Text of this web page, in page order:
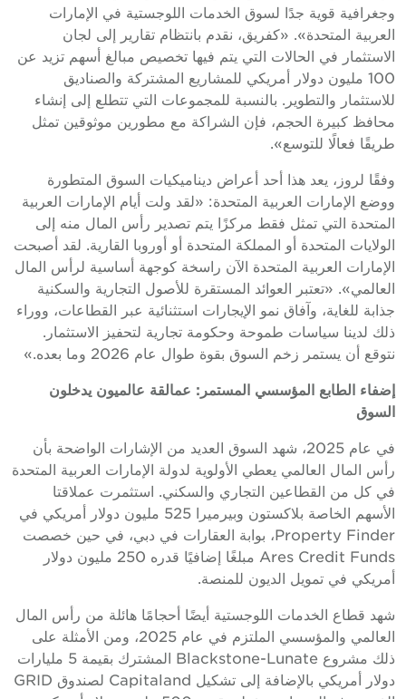
وجغرافية قوية جدًا لسوق الخدمات اللوجستية في الإمارات
العربية المتحدة». «كفريق، نقدم بانتظام تقارير إلى لجان
الاستثمار في الحالات التي يتم فيها تخصيص مبالغ أسهم تزيد عن
100 مليون دولار أمريكي للمشاريع المشتركة والصناديق
للاستثمار والتطوير. بالنسبة للمجموعات التي تتطلع إلى إنشاء
محافظ كبيرة الحجم، فإن الشراكة مع مطورين موثوقين تمثل
طريقًا فعالًا للتوسع».
وفقًا لروز، يعد هذا أحد أعراض ديناميكيات السوق المتطورة
ووضع الإمارات العربية المتحدة: «لقد ولت أيام الإمارات العربية
المتحدة التي تمثل فقط مركزًا يتم تصدير رأس المال منه إلى
الولايات المتحدة أو المملكة المتحدة أو أوروبا القارية. لقد أصبحت
الإمارات العربية المتحدة الآن راسخة كوجهة أساسية لرأس المال
العالمي». «تعتبر العوائد المستقرة للأصول التجارية والسكنية
جذابة للغاية، وآفاق نمو الإيجارات استثنائية عبر القطاعات، ووراء
ذلك لدينا سياسات طموحة وحكومة تجارية لتحفيز الاستثمار.
نتوقع أن يستمر زخم السوق بقوة طوال عام 2026 وما بعده.»
إضفاء الطابع المؤسسي المستمر: عمالقة عالميون يدخلون
السوق
في عام 2025، شهد السوق العديد من الإشارات الواضحة بأن
رأس المال العالمي يعطي الأولوية لدولة الإمارات العربية المتحدة
في كل من القطاعين التجاري والسكني. استثمرت عملاقتا
الأسهم الخاصة بلاكستون وبيرميرا 525 مليون دولار أمريكي في
Property Finder، بوابة العقارات في دبي، في حين خصصت
Ares Credit Funds مبلغًا إضافيًا قدره 250 مليون دولار
أمريكي في تمويل الديون للمنصة.
شهد قطاع الخدمات اللوجستية أيضًا أحجامًا هائلة من رأس المال
العالمي والمؤسسي الملتزم في عام 2025، ومن الأمثلة على
ذلك مشروع Blackstone-Lunate المشترك بقيمة 5 مليارات
دولار أمريكي بالإضافة إلى تشكيل Capitaland لصندوق GRID